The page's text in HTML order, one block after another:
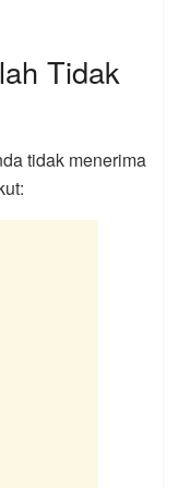
Tidak
tidak menerima